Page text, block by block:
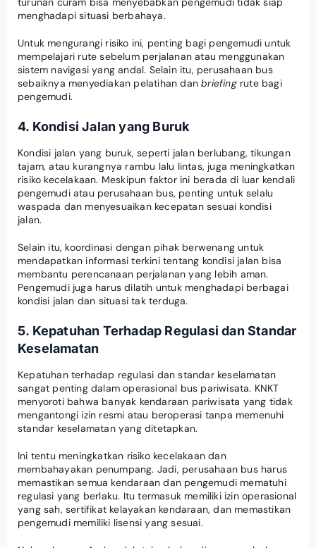
menghadapi situasi berbahaya.
Untuk mengurangi risiko ini, penting bagi pengemudi untuk
mempelajari rute sebelum perjalanan atau menggunakan
sistem navigasi yang andal. Selain itu, perusahaan bus
sebaiknya menyediakan pelatihan danbriefingrute bagi
pengemudi.
4. Kondisi Jalan yang Buruk
Kondisi jalan yang buruk, seperti jalan berlubang, tikungan
tajam, atau kurangnya rambu lalu lintas, juga meningkatkan
risiko kecelakaan. Meskipun faktor ini berada di luar kendali
pengemudi atau perusahaan bus, penting untuk selalu
waspada dan menyesuaikan kecepatan sesuai kondisi
jalan.
Selain itu, koordinasi dengan pihak berwenang untuk
mendapatkan informasi terkini tentang kondisi jalan bisa
membantu perencanaan perjalanan yang lebih aman.
Pengemudi juga harus dilatih untuk menghadapi berbagai
kondisi jalan dan situasi tak terduga.
5. Kepatuhan Terhadap Regulasi dan Standar
Keselamatan
Kepatuhan terhadap regulasi dan standar keselamatan
sangat penting dalam operasional bus pariwisata. KNKT
menyoroti bahwa banyak kendaraan pariwisata yang tidak
mengantongi izin resmi atau beroperasi tanpa memenuhi
standar keselamatan yang ditetapkan.
Ini tentu meningkatkan risiko kecelakaan dan
membahayakan penumpang. Jadi, perusahaan bus harus
memastikan semua kendaraan dan pengemudi mematuhi
regulasi yang berlaku. Itu termasuk memiliki izin operasional
yang sah, sertifikat kelayakan kendaraan, dan memastikan
pengemudi memiliki lisensi yang sesuai.